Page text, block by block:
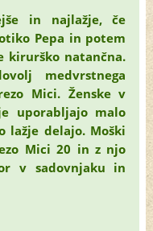
in najlažje, če
Pepa in potem
kirurško natančna.
medvrstnega
Mici. Ženske v
uporabljajo malo
lažje delajo. Moški
Mici 20 in z njo
v sadovnjaku in